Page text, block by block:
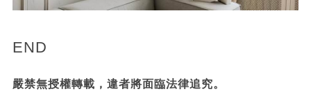
END
嚴禁無授權轉載，違者將面臨法律追究。